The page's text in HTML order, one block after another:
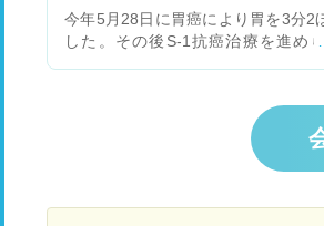
今年5月28日に胃癌により胃を3分2
した。その後S-1抗癌治療を進め
にいます、S-1抗癌治療の他に抗癌
ませんか？B型肝炎キャリアでもで
療が有りましたら教えていたたけま